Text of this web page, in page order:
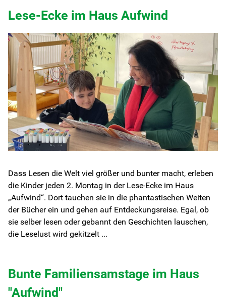
Kontakt
Newsletter
Netzwerk
Kinderschutz
Partizipation
Lese-Ecke im Haus Aufwind
Dass Lesen die Welt viel größer und bunter macht, erleben
die Kinder jeden 2. Montag in der Lese-Ecke im Haus
„Aufwind“. Dort tauchen sie in die phantastischen Weiten
der Bücher ein und gehen auf Entdeckungsreise. Egal, ob
sie selber lesen oder gebannt den Geschichten lauschen,
die Leselust wird gekitzelt ...
Bunte Familiensamstage im Haus
"Aufwind"